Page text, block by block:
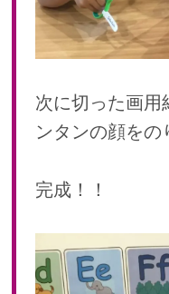
次に切った画用
ンタンの顔をの
完成！！